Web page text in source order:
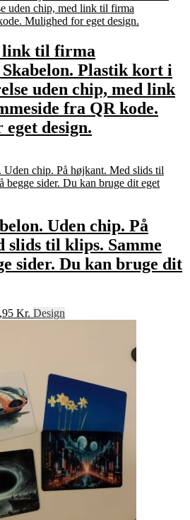
link til firma
Plastik kort i
uden chip, med link
fra QR kode.
design.
Uden chip. På
slids til klips. Samme
sider. Du kan bruge dit
Kr. Den
Design